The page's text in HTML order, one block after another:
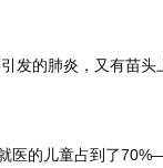
发的肺炎，又有苗头
医的儿童占到了